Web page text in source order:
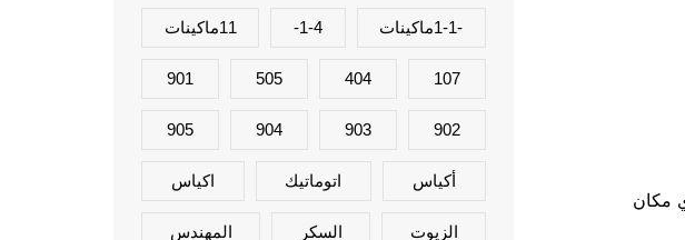
-1-1ماكينات 1-4- 11ماكينات
107
404
505
901
902
903
904
905
أكياس اتوماتيك اكياس
الزيوت السكر المهندس